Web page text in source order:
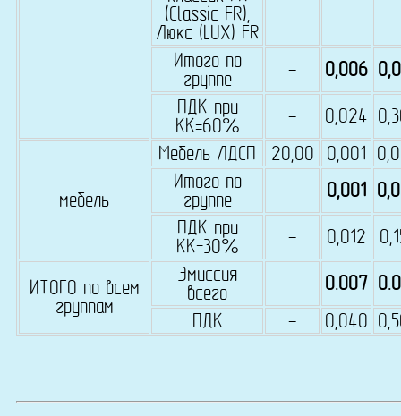
(Classic FR),
Люкс (LUX) FR
Итого по
группе
- 0,006
ПДК при
КК=60%
- 0,024
мебель
Мебель ЛДСП 20,00 0,001
Итого по
группе
- 0,001
ПДК при
КК=30%
- 0,012
ИТОГО по всем
группам
Эмиссия
всего
- 0.007
ПДК
- 0,040